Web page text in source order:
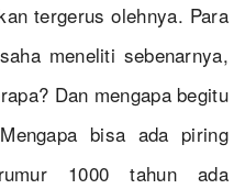
tergerus olehnya. Para
meneliti sebenarnya,
Dan mengapa begitu
bisa ada piring
1000 tahun ada